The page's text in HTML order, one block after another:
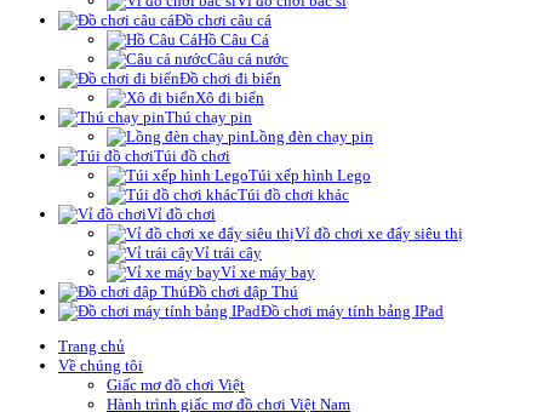
Đồ chơi câu cá
Hồ Câu Cá
Câu cá nước
Đồ chơi đi biển
Xô đi biển
Thú chạy pin
Lồng đèn chạy pin
Túi đồ chơi
Túi xếp hình Lego
Túi đồ chơi khác
Vỉ đồ chơi
Vỉ đồ chơi xe đẩy siêu thị
Vỉ trái cây
Vỉ xe máy bay
Đồ chơi đập Thú
Đồ chơi máy tính bảng IPad
Trang chủ
Về chúng tôi
Giấc mơ đồ chơi Việt
Hành trình giấc mơ đồ chơi Việt Nam